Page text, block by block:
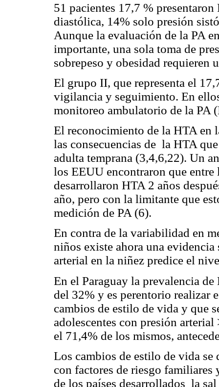
51 pacientes 17,7 %
diastólica, 14% solo presión
Aunque la evaluación de la PA
importante, una sola toma de
sobrepeso y obesidad requieren
El grupo II, que representa el
vigilancia y seguimiento. En
monitoreo ambulatorio de la PA
El reconocimiento de la HTA en
las consecuencias de la HTA
adulta temprana (3,4,6,22). Un
los EEUU encontraron que
desarrollaron HTA 2 años
año, pero con la limitante que
medición de PA (6).
En contra de la variabilidad en
niños existe ahora una
arterial en la niñez predice el
En el Paraguay la prevalencia
del 32% y es perentorio realizar
cambios de estilo de vida y que
adolescentes con presión
el 71,4% de los mismos,
Los cambios de estilo de vida
con factores de riesgo
de los países desarrollados la